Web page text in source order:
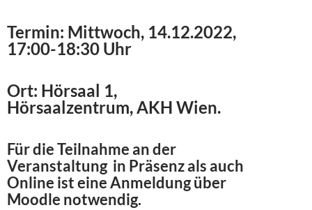
Termin: Mittwoch, 14.12.2022,
17:00-18:30 Uhr
Ort: Hörsaal 1,
Hörsaalzentrum, AKH Wien.
Für die Teilnahme an der
Veranstaltung in Präsenz als auch
Online ist eine Anmeldung über
Moodle notwendig.